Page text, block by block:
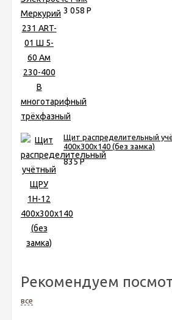
3 058 Р
Щит распределительный
400х300х140 (без замка)
835Р
Рекомендуем
все